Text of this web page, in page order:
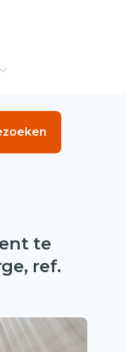
te
ref.